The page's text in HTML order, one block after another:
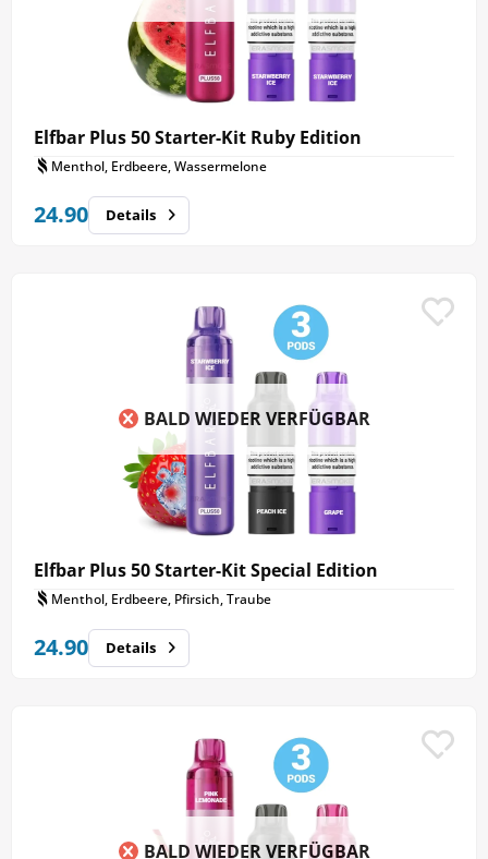
Elfbar Plus 50 Starter-Kit Ruby Edition
Menthol, Erdbeere, Wassermelone
24.90 Details
BALD WIEDER VERFÜGBAR
Elfbar Plus 50 Starter-Kit Special Edition
Menthol, Erdbeere, Pfirsich, Traube
24.90 Details
BALD WIEDER VERFÜGBAR